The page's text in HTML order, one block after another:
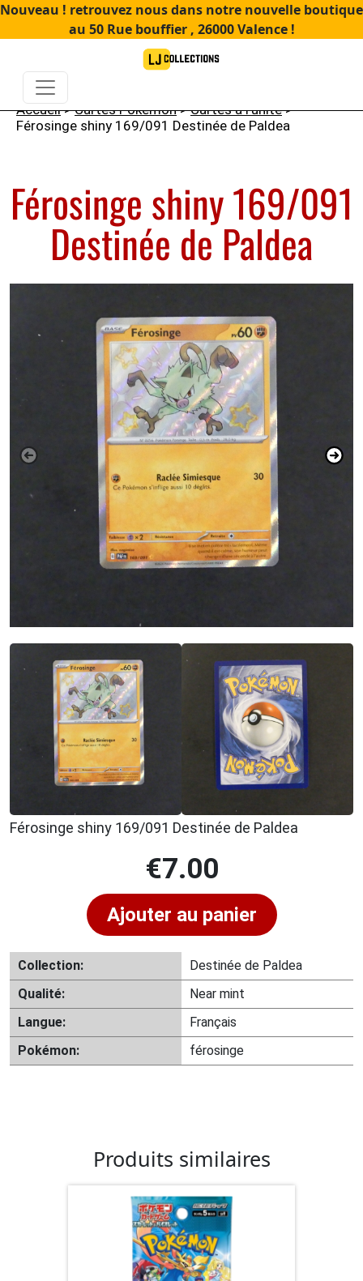
Nouveau ! retrouvez nous dans notre nouvelle boutique
au 50 Rue bouffier , 26000 Valence !
Accueil>Cartes Pokémon>Cartes à l'unité>
Férosinge shiny 169/091 Destinée de Paldea
Férosinge shiny 169/091
Destinée de Paldea
Férosinge shiny 169/091 Destinée de Paldea
€7.00
Ajouter au panier
Collection:
Destinée de Paldea
Qualité:
Near mint
Langue:
Français
Pokémon:
férosinge
Produits similaires